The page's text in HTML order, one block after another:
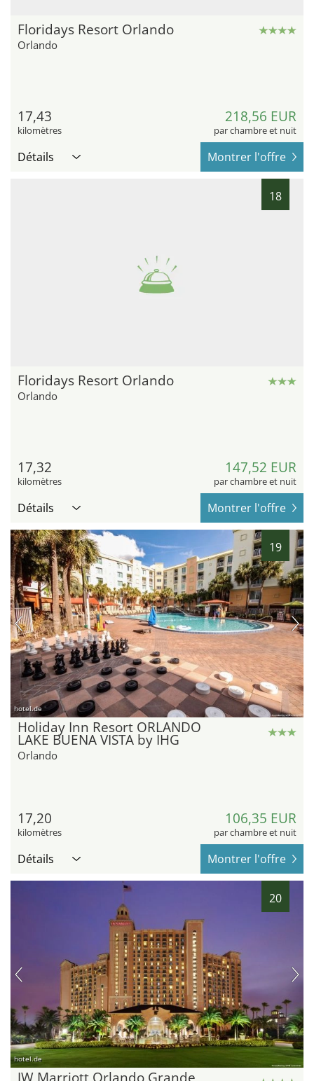
Floridays Resort Orlando
Orlando
17,43
kilomètres
218,56 EUR
par chambre et nuit
Détails Montrer l'offre
18
Floridays Resort Orlando
Orlando
17,32
kilomètres
147,52 EUR
par chambre et nuit
Détails Montrer l'offre
19
hotel.de
Holiday Inn Resort ORLANDO
LAKE BUENA VISTA by IHG
Orlando
17,20
kilomètres
106,35 EUR
par chambre et nuit
Détails Montrer l'offre
20
hotel.de